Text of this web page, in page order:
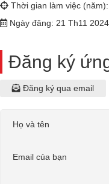
Thời gian làm việc
Ngày đăng: 21 Th11 2024
Đăng ký
Đăng ký qua email
Họ và tên
Email của bạn